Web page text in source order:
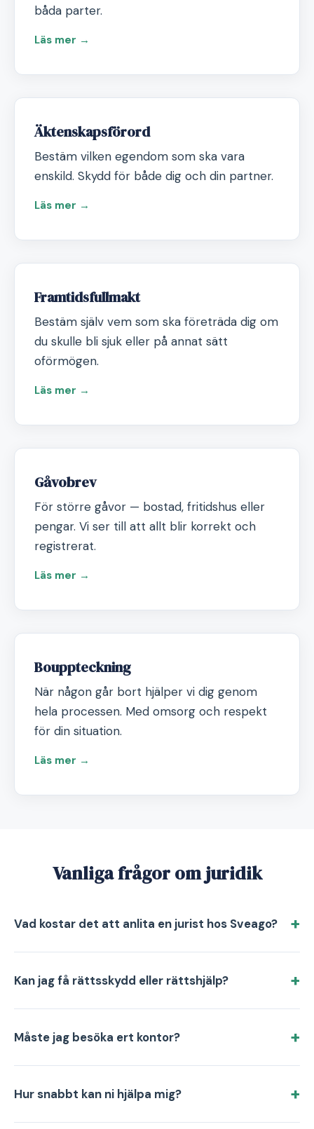
båda parter.
Läs mer →
Äktenskapsförord
Bestäm vilken egendom som ska vara
enskild. Skydd för både dig och din partner.
Läs mer →
Framtidsfullmakt
Bestäm själv vem som ska företräda dig om
du skulle bli sjuk eller på annat sätt
oförmögen.
Läs mer →
Gåvobrev
För större gåvor — bostad, fritidshus eller
pengar. Vi ser till att allt blir korrekt och
registrerat.
Läs mer →
Bouppteckning
När någon går bort hjälper vi dig genom
hela processen. Med omsorg och respekt
för din situation.
Läs mer →
Vanliga frågor om juridik
Vad kostar det att anlita en jurist hos Sveago?
Kan jag få rättsskydd eller rättshjälp?
Måste jag besöka ert kontor?
Hur snabbt kan ni hjälpa mig?